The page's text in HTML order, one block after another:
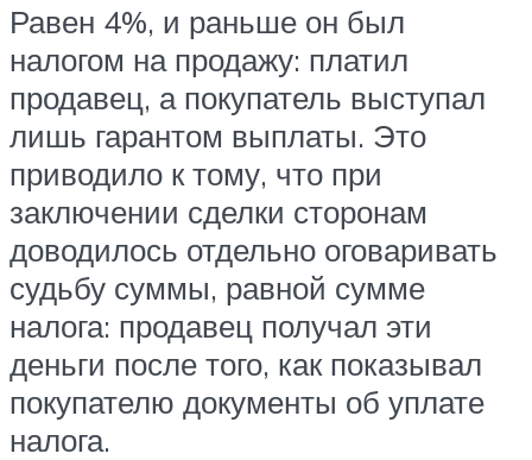
Равен 4%, и раньше он был
налогом на продажу: платил
продавец, а покупатель выступал
лишь гарантом выплаты. Это
приводило к тому, что при
заключении сделки сторонам
доводилось отдельно оговаривать
судьбу суммы, равной сумме
налога: продавец получал эти
деньги после того, как показывал
покупателю документы об уплате
налога.